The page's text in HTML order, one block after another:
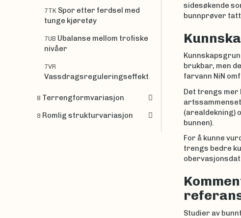
sidesøkende
bunnprøver
brukbar, men
farvann NiN
Det trengs mer
(arealdekning)
bunnen).
For å kunne
trengs bedre
Studier av
7TK Spor etter ferdsel med
tunge kjøretøy
7UB Ubalanse mellom trofiske
nivåer
7VR
Vassdragsreguleringseffekt
8 Terrengformvariasjon
9 Romlig strukturvariasjon